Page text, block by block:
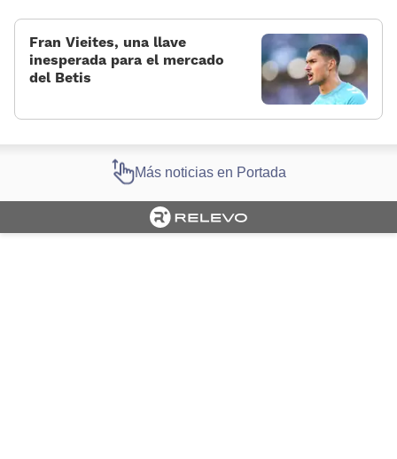
Fran Vieites, una llave
inesperada para el mercado
del Betis
Más noticias en Portada